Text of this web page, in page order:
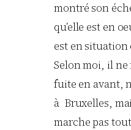
montré son
qu’elle est en
est en
Selon moi, il
fuite en avant,
à Bruxelles,
marche pas